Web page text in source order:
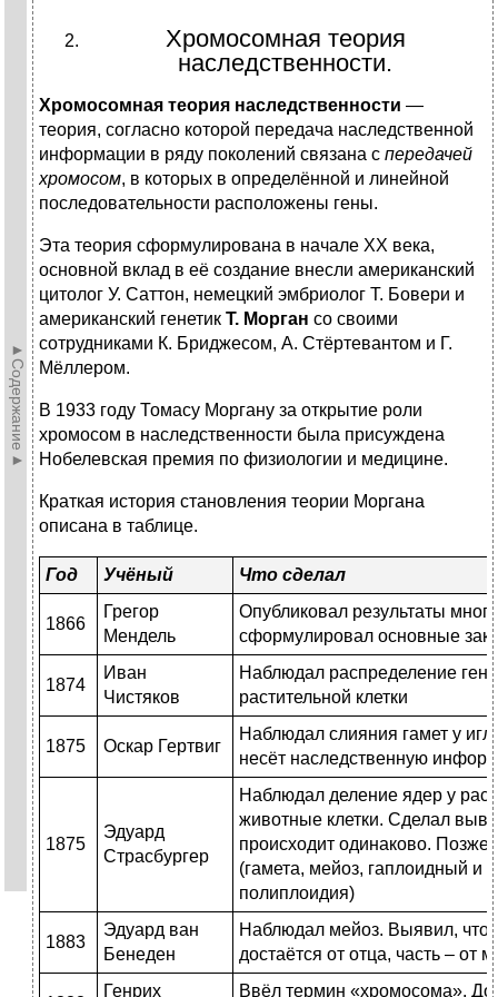
►Содержание►
Хромосомная теория
наследственности.
Хромосомная теория наследственности —
теория, согласно которой передача наследственной
информации в ряду поколений связана с передачей
хромосом, в которых в определённой и линейной
последовательности расположены гены.
Эта теория сформулирована в начале XX века,
основной вклад в её создание внесли американский
цитолог У. Саттон, немецкий эмбриолог Т. Бовери и
американский генетик Т. Морган со своими
сотрудниками К. Бриджесом, А. Стёртевантом и Г.
Мёллером.
В 1933 году Томасу Моргану за открытие роли
хромосом в наследственности была присуждена
Нобелевская премия по физиологии и медицине.
Краткая история становления теории Моргана
описана в таблице.
Год Учёный Что сделал
1866
Грегор
Мендель
Опубликовал результаты
сформулировал основные
1874
Иван
Чистяков
Наблюдал распределение
растительной клетки
1875 Оскар Гертвиг
Наблюдал слияния гамет у
несёт наследственную
1875
Эдуард
Страсбургер
Наблюдал деление ядер у
животные клетки. Сделал
происходит одинаково. Позже
(гамета, мейоз, гаплоидный и
полиплоидия)
1883
Эдуард ван
Бенеден
Наблюдал мейоз. Выявил, что
достаётся от отца, часть – от
Генрих Ввёл термин «хромосома». До